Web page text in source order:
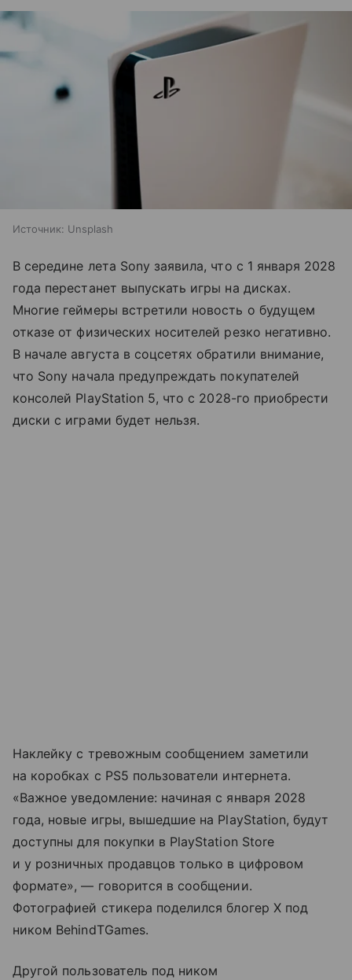
Источник: Unsplash
В середине лета Sony заявила, что с 1 января 2028
года перестанет выпускать игры на дисках.
Многие геймеры встретили новость о будущем
отказе от физических носителей резко негативно.
В начале августа в соцсетях обратили внимание,
что Sony начала предупреждать покупателей
консолей PlayStation 5, что с 2028-го приобрести
диски с играми будет нельзя.
Наклейку с тревожным сообщением заметили
на коробках с PS5 пользователи интернета.
«Важное уведомление: начиная с января 2028
года, новые игры, вышедшие на PlayStation, будут
доступны для покупки в PlayStation Store
и у розничных продавцов только в цифровом
формате», — говорится в сообщении.
Фотографией стикера поделился блогер X под
ником BehindTGames.
Другой пользователь под ником